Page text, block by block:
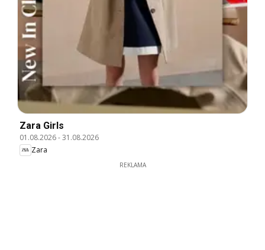
Zara Girls
01.08.2026-31.08.2026
Zara
REKLAMA